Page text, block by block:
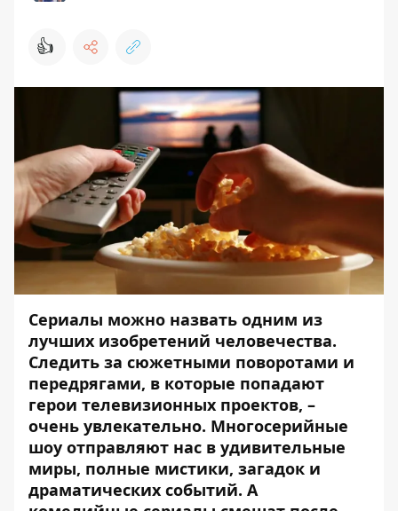
👍
Сериалы можно назвать одним из
лучших изобретений человечества.
Следить за сюжетными поворотами и
передрягами, в которые попадают
герои телевизионных проектов, –
очень увлекательно. Многосерийные
шоу отправляют нас в удивительные
миры, полные мистики, загадок и
драматических событий. А